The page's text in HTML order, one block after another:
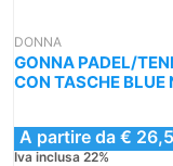
DONNA
GONNA PADEL/
CON TASCHE BLUE
A partire da €
Iva inclusa 22%